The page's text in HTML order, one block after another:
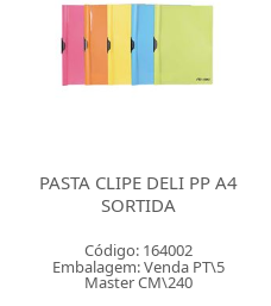
PASTA CLIPE DELI PP A4
SORTIDA
Código: 164002
Embalagem: Venda PT\5
Master CM\240